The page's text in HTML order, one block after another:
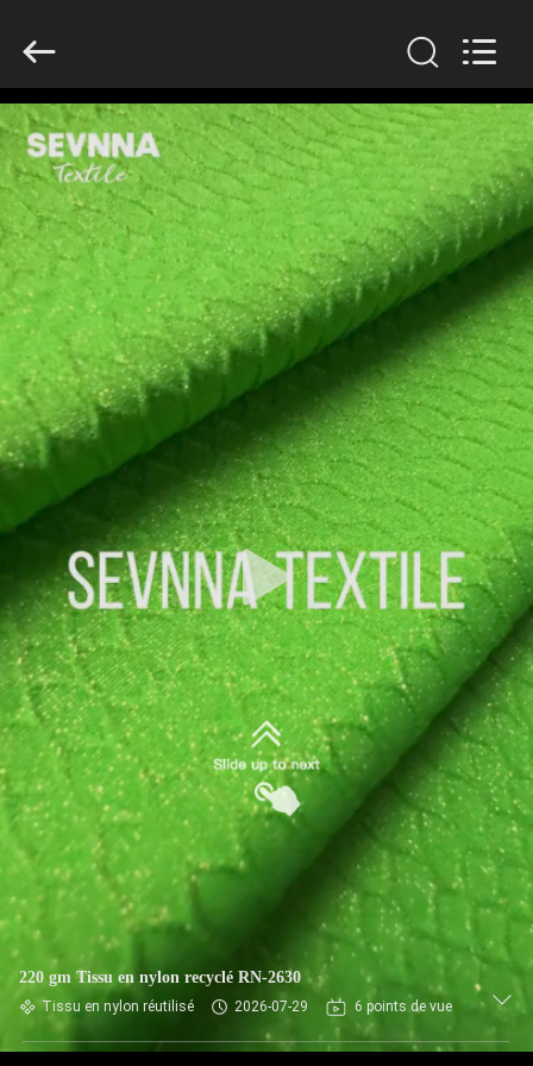
MAISON
PRODUITS
VR
SHOW
AU
SUJET
DE
NOUS
VISITE
D'USINE
CONTRÔLE
DE
QUALITÉ
CONTACTEZ-
NOUS
NOUVELLES
CAS
SEVNNA
TEXTILE.
Reserved.
220 gm Tissu en nylon recyclé RN-2630
Tissu en nylon réutilisé 2026-07-29 6 points de vue